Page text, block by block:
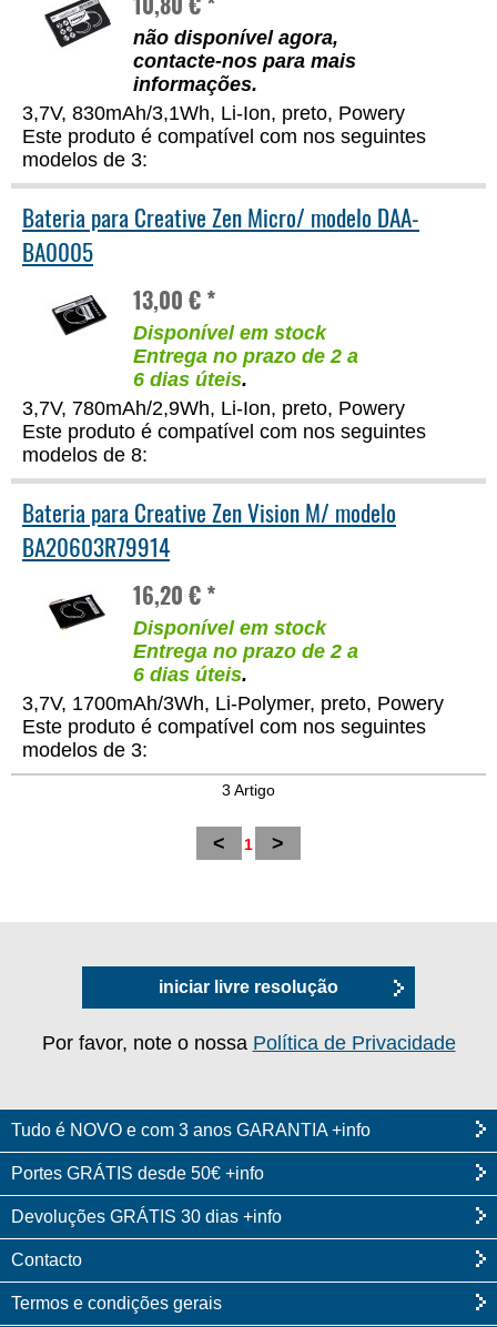
não disponível agora,
contacte-nos para mais
informações.
3,7V, 830mAh/3,1Wh, Li-Ion, preto, Powery
Este produto é compatível com nos seguintes
modelos de 3:
Bateria para Creative Zen Micro/ modelo DAA-
BA0005
13,00 € *
Disponível em stock
Entrega no prazo de 2 a
6 dias úteis.
3,7V, 780mAh/2,9Wh, Li-Ion, preto, Powery
Este produto é compatível com nos seguintes
modelos de 8:
Bateria para Creative Zen Vision M/ modelo
BA20603R79914
16,20 € *
Disponível em stock
Entrega no prazo de 2 a
6 dias úteis.
3,7V, 1700mAh/3Wh, Li-Polymer, preto, Powery
Este produto é compatível com nos seguintes
modelos de 3:
3 Artigo
< 1 >
iniciar livre resolução
Por favor, note o nossa Política de Privacidade
Tudo é NOVO e com 3 anos GARANTIA +info
Portes GRÁTIS desde 50€ +info
Devoluções GRÁTIS 30 dias +info
Contacto
Termos e condições gerais